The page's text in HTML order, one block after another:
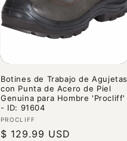
Botines de Trabajo de Agujetas
con Punta de Acero de Piel
Genuina para Hombre 'Procliff'
- ID: 91604
Proveedor:
PROCLIFF
Precio
$ 129.99 USD